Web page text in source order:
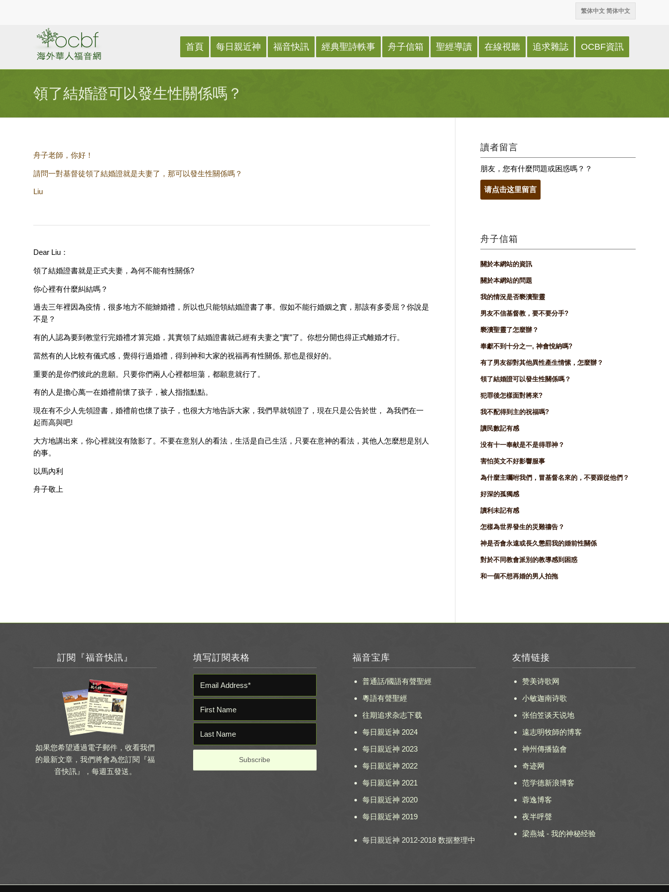
繁体中文 简体中文
首頁 每日親近神 福音快訊 經典聖詩軼事 舟子信箱 聖經導讀 在線視聽 追求雜誌 OCBF資訊
領了結婚證可以發生性關係嗎？
舟子老師，你好！
請問一對基督徒領了結婚證就是夫妻了，那可以發生性關係嗎？
Liu
Dear Liu：
領了結婚證書就是正式夫妻，為何不能有性關係?
你心裡有什麼糾結嗎？
過去三年裡因為疫情，很多地方不能辧婚禮，所以也只能領結婚證書了事。假如不能行婚姻之實，那該有多委屈？你說是
不是？
有的人認為要到教堂行完婚禮才算完婚，其實領了結婚證書就己經有夫妻之”實”了。你想分開也得正式離婚才行。
當然有的人比較有儀式感，覺得行過婚禮，得到神和大家的祝福再有性關係, 那也是很好的。
重要的是你們彼此的意願。只要你們兩人心裡都坦蕩，都願意就行了。
有的人是擔心萬一在婚禮前懷了孩子，被人指指點點。
現在有不少人先領證書，婚禮前也懷了孩子，也很大方地告訴大家，我們早就領證了，現在只是公告於世， 為我們在一
起而高與吧!
大方地講出來，你心裡就沒有陰影了。不要在意別人的看法，生活是自己生活，只要在意神的看法，其他人怎麼想是別人
的事。
以馬內利
舟子敬上
讀者留言
朋友，您有什麼問題或困惑嗎？？
请点击这里留言
舟子信箱
關於本網站的資訊
關於本網站的問題
我的情況是否褻瀆聖靈
男友不信基督教，要不要分手?
褻瀆聖靈了怎麼辦？
奉獻不到十分之一, 神會悅納嗎?
有了男友卻對其他異性產生情愫，怎麼辦？
領了結婚證可以發生性關係嗎？
犯罪後怎樣面對將來?
我不配得到主的祝福嗎?
讀民數記有感
没有十一奉献是不是得罪神？
害怕英文不好影響服事
為什麼主囑咐我們，冒基督名來的，不要跟從他們？
好深的孤獨感
讀利未記有感
怎樣為世界發生的災難禱告？
神是否會永遠或長久懲罰我的婚前性關係
對於不同教會派別的教導感到困惑
和一個不想再婚的男人拍拖
訂閱『福音快訊』
如果您希望通過電子郵件，收看我們
的最新文章，我們將會為您訂閱『福
音快訊』，每週五發送。
填写訂閱表格 福音宝库
普通話/國語有聲聖經
粵語有聲聖經
往期追求杂志下载
每日親近神 2024
每日親近神 2023
每日親近神 2022
每日親近神 2021
每日親近神 2020
每日親近神 2019
每日親近神 2012-2018 数据整理中
友情链接
赞美诗歌网
小敏迦南诗歌
张伯笠谈天说地
遠志明牧師的博客
神州傳播協會
奇迹网
范学德新浪博客
蓉逸博客
夜半呼聲
梁燕城 - 我的神秘经验